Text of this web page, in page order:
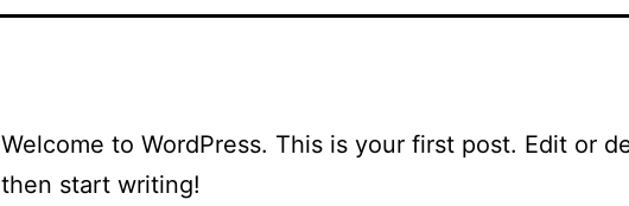
Welcome to WordPress. This is your first post. Edit or
then start writing!